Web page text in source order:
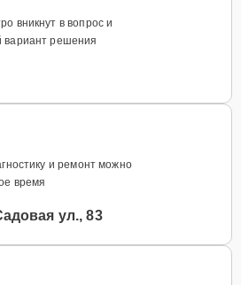
вникнут в вопрос и
вариант решения
и ремонт можно
время
ул., 83